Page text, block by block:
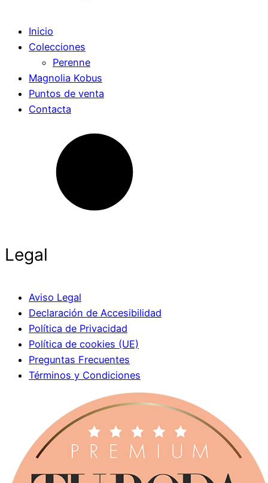
Inicio
Colecciones
Perenne
Magnolia Kobus
Puntos de venta
Contacta
Legal
Aviso Legal
Declaración de Accesibilidad
Política de Privacidad
Política de cookies (UE)
Preguntas Frecuentes
Términos y Condiciones